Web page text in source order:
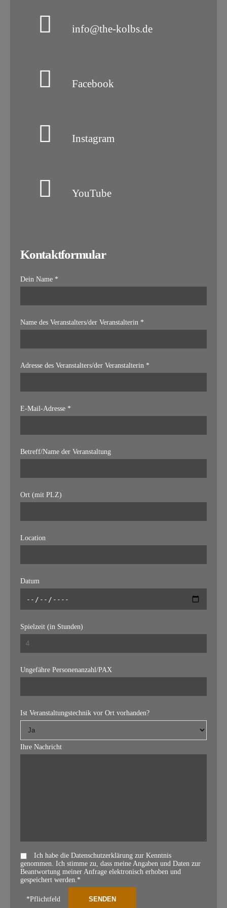
info@the-kolbs.de
Facebook
Instagram
YouTube
Kontaktformular
Dein Name *
Name des Veranstalters/der Veranstalterin *
Adresse des Veranstalters/der Veranstalterin *
E-Mail-Adresse *
Betreff/Name der Veranstaltung
Ort (mit PLZ)
Location
Datum
Spielzeit (in Stunden)
Ungefähre Personenanzahl/PAX
Ist Veranstaltungstechnik vor Ort vorhanden?
Ihre Nachricht
Ich habe die Datenschutzerklärung zur Kenntnis
genommen. Ich stimme zu, dass meine Angaben und Daten zur
Beantwortung meiner Anfrage elektronisch erhoben und
gespeichert werden.*
*Pflichtfeld